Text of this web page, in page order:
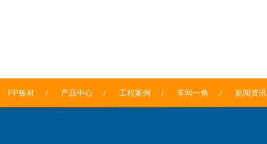
PP板材 产品中心 工程案例 车间一角 新闻资讯